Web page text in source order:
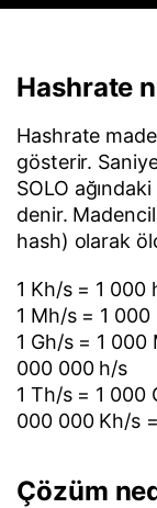
Hashrate
Hashrate
gösterir.
SOLO
denir.
hash) olarak
1 Kh/s = 1 000
1 Mh/s = 1
1 Gh/s = 1
000 000 h/s
1 Th/s = 1 000
000 000 Kh/s
Çözüm